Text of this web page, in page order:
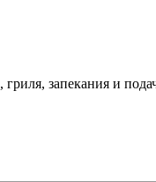
гриля, запекания и